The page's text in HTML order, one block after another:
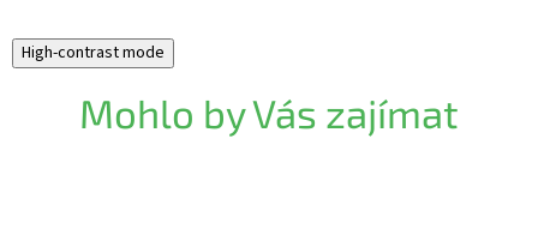
High-contrast mode
Mohlo by Vás zajímat